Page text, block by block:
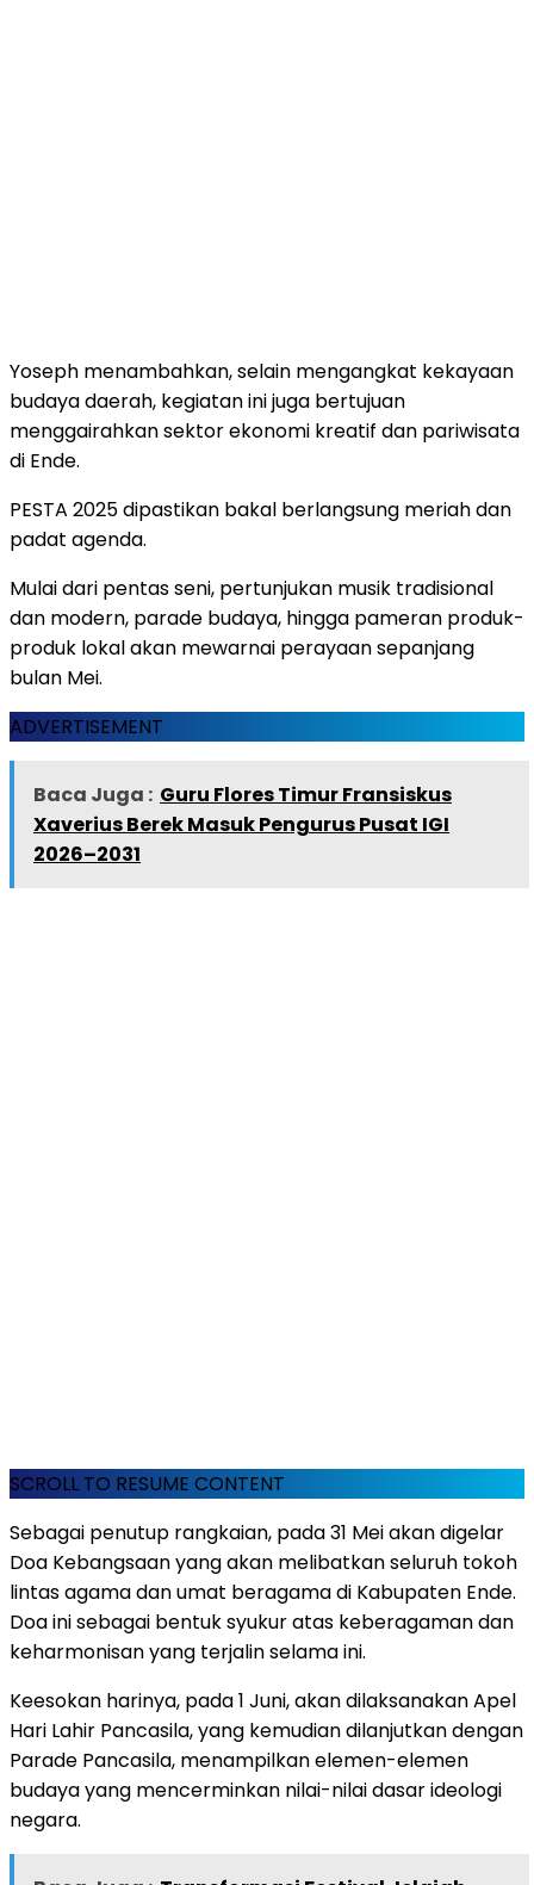
Yoseph menambahkan, selain mengangkat kekayaan
budaya daerah, kegiatan ini juga bertujuan
menggairahkan sektor ekonomi kreatif dan pariwisata
di Ende.
PESTA 2025 dipastikan bakal berlangsung meriah dan
padat agenda.
Mulai dari pentas seni, pertunjukan musik tradisional
dan modern, parade budaya, hingga pameran produk-
produk lokal akan mewarnai perayaan sepanjang
bulan Mei.
ADVERTISEMENT
Baca Juga : Guru Flores Timur Fransiskus
Xaverius Berek Masuk Pengurus Pusat IGI
2026–2031
SCROLL TO RESUME CONTENT
Sebagai penutup rangkaian, pada 31 Mei akan digelar
Doa Kebangsaan yang akan melibatkan seluruh tokoh
lintas agama dan umat beragama di Kabupaten Ende.
Doa ini sebagai bentuk syukur atas keberagaman dan
keharmonisan yang terjalin selama ini.
Keesokan harinya, pada 1 Juni, akan dilaksanakan Apel
Hari Lahir Pancasila, yang kemudian dilanjutkan dengan
Parade Pancasila, menampilkan elemen-elemen
budaya yang mencerminkan nilai-nilai dasar ideologi
negara.